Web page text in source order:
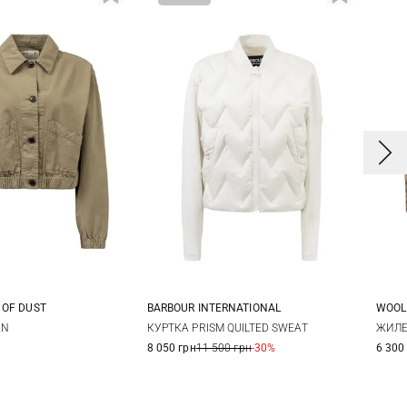
OF DUST
8 10 12
BARBOUR INTERNATIONAL
КУРТКА PRISM QUILTED SWEAT
8 050 грн11 500 грн-30%
S
6 300